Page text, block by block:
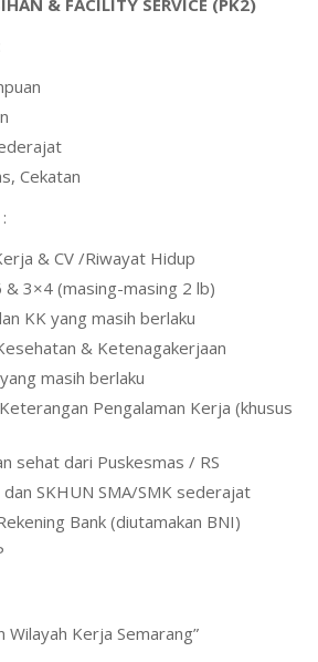
& FACILITY SERVICE (PK2)
Cekatan
& CV /Riwayat Hidup
& 3×4 (masing-masing 2 lb)
KK yang masih berlaku
& Ketenagakerjaan
masih berlaku
Pengalaman Kerja (khusus
sehat dari Puskesmas / RS
SKHUN SMA/SMK sederajat
Bank (diutamakan BNI)
Wilayah Kerja Semarang”